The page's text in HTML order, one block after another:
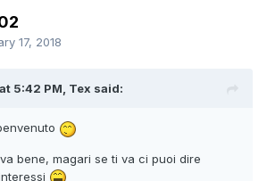
17, 2018
5:42 PM, Tex said:
bene, magari se ti va ci puoi dire